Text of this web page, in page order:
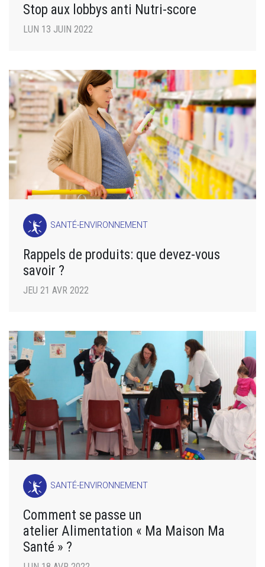
Stop aux lobbys anti Nutri-score
LUN 13 JUIN 2022
SANTÉ-ENVIRONNEMENT
Rappels de produits: que devez-vous
savoir ?
JEU 21 AVR 2022
SANTÉ-ENVIRONNEMENT
Comment se passe un
atelier Alimentation « Ma Maison Ma
Santé » ?